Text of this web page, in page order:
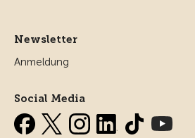
Newsletter
Anmeldung
Social Media